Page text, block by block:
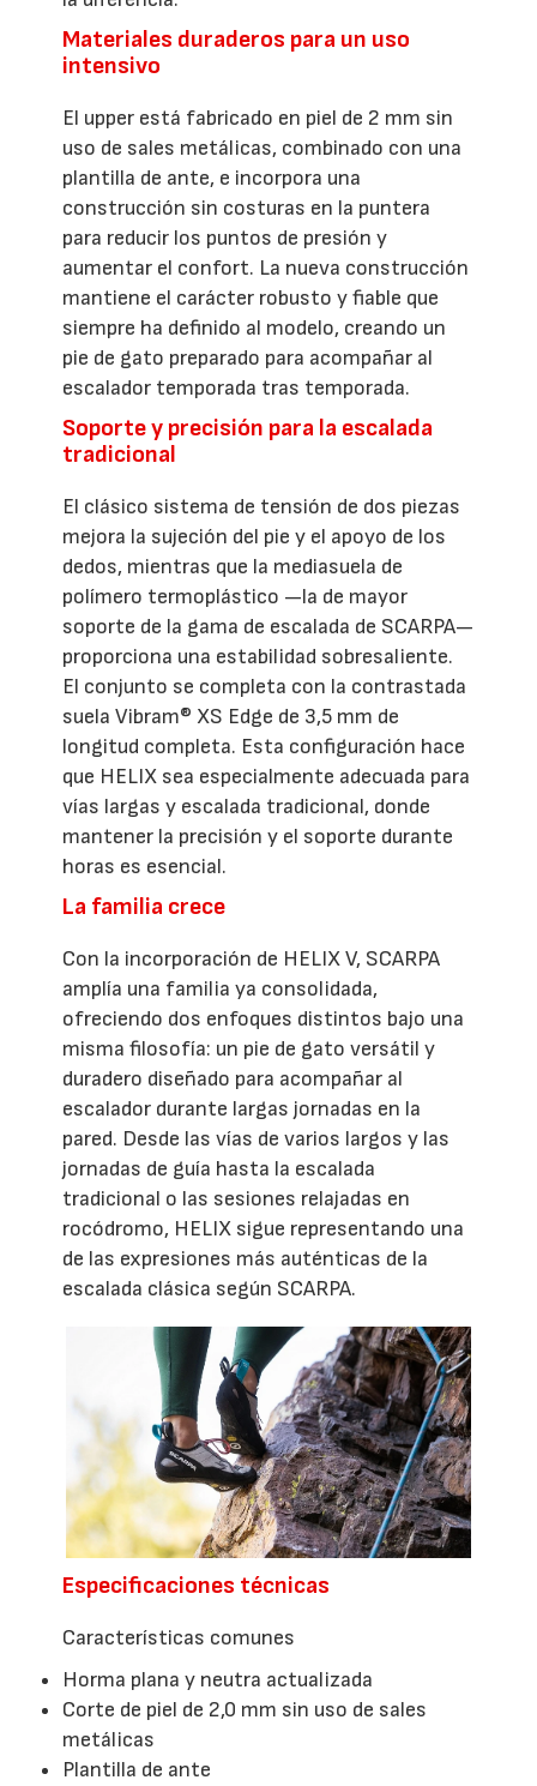
Materiales duraderos para un uso
intensivo
El upper está fabricado en piel de 2 mm sin
uso de sales metálicas, combinado con una
plantilla de ante, e incorpora una
construcción sin costuras en la puntera
para reducir los puntos de presión y
aumentar el confort. La nueva construcción
mantiene el carácter robusto y fiable que
siempre ha definido al modelo, creando un
pie de gato preparado para acompañar al
escalador temporada tras temporada.
Soporte y precisión para la escalada
tradicional
El clásico sistema de tensión de dos piezas
mejora la sujeción del pie y el apoyo de los
dedos, mientras que la mediasuela de
polímero termoplástico —la de mayor
soporte de la gama de escalada de SCARPA—
proporciona una estabilidad sobresaliente.
El conjunto se completa con la contrastada
suela Vibram® XS Edge de 3,5 mm de
longitud completa. Esta configuración hace
que HELIX sea especialmente adecuada para
vías largas y escalada tradicional, donde
mantener la precisión y el soporte durante
horas es esencial.
La familia crece
Con la incorporación de HELIX V, SCARPA
amplía una familia ya consolidada,
ofreciendo dos enfoques distintos bajo una
misma filosofía: un pie de gato versátil y
duradero diseñado para acompañar al
escalador durante largas jornadas en la
pared. Desde las vías de varios largos y las
jornadas de guía hasta la escalada
tradicional o las sesiones relajadas en
rocódromo, HELIX sigue representando una
de las expresiones más auténticas de la
escalada clásica según SCARPA.
Especificaciones técnicas
Características comunes
Horma plana y neutra actualizada
Corte de piel de 2,0 mm sin uso de sales
metálicas
Plantilla de ante